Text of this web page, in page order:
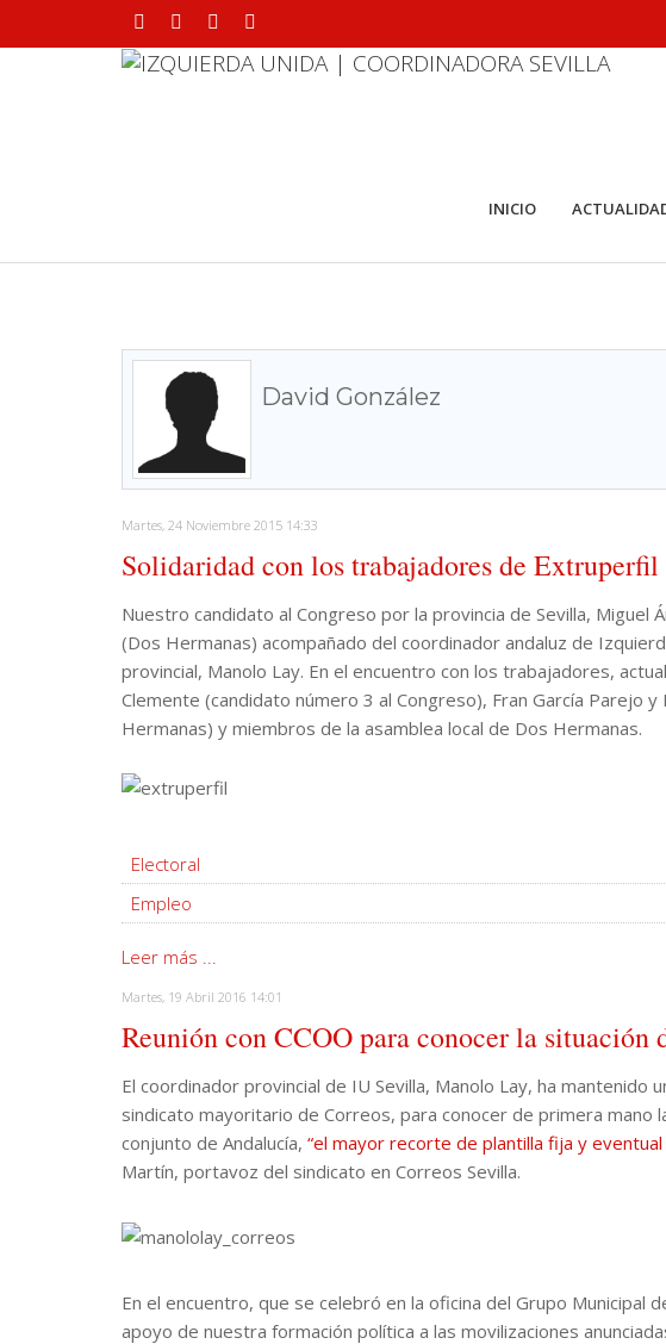
INICIO
David González
Martes, 24 Noviembre 2015 14:33
Solidaridad con los trabajadores de Extruperfil
Nuestro candidato al Congreso por la provincia de Sevilla,
(Dos Hermanas) acompañado del coordinador andaluz de
provincial, Manolo Lay. En el encuentro con los trabajadores,
Clemente (candidato número 3 al Congreso), Fran García Parejo
Hermanas) y miembros de la asamblea local de Dos Hermanas.
Electoral
Empleo
Leer más ...
Martes, 19 Abril 2016 14:01
Reunión con CCOO para conocer la
El coordinador provincial de IU Sevilla, Manolo Lay, ha mantenido
sindicato mayoritario de Correos, para conocer de primera mano
conjunto de Andalucía, “el mayor recorte de plantilla fija y eventual
Martín, portavoz del sindicato en Correos Sevilla.
En el encuentro, que se celebró en la oficina del Grupo Municipal
apoyo de nuestra formación política a las movilizaciones